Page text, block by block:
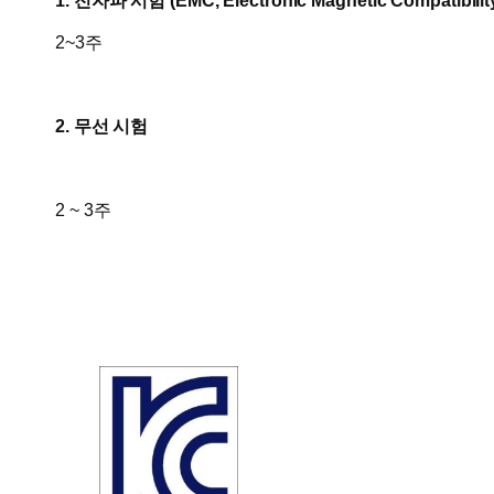
2~3주
2. 무선 시험
2 ~ 3주